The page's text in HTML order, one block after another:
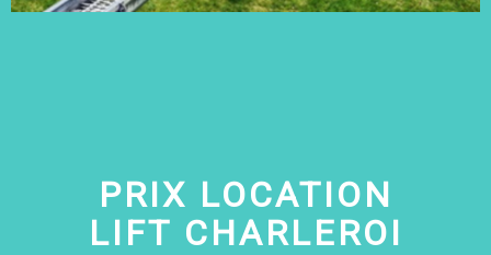
PRIX LOCATION
LIFT CHARLEROI